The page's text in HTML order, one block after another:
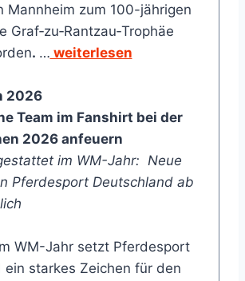
Mannheim zum 100-jährigen
Graf‑zu‑Rantzau‑Trophäe
. … weiterlesen
2026
Team im Fanshirt bei der
2026 anfeuern
im WM-Jahr: Neue
Pferdesport Deutschland ab
WM-Jahr setzt Pferdesport
ein starkes Zeichen für den